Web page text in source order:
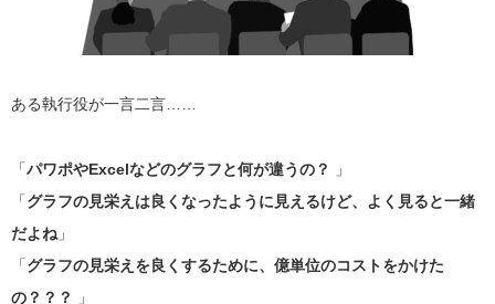
ある執行役が一言二言……
「パワポやExcelなどのグラフと何が違うの？
」
「グラフの見栄えは良くなったように見えるけど、よく見ると一緒
だよね 」
「グラフの見栄えを良くするために、億単位のコストをかけた
の？？？
」